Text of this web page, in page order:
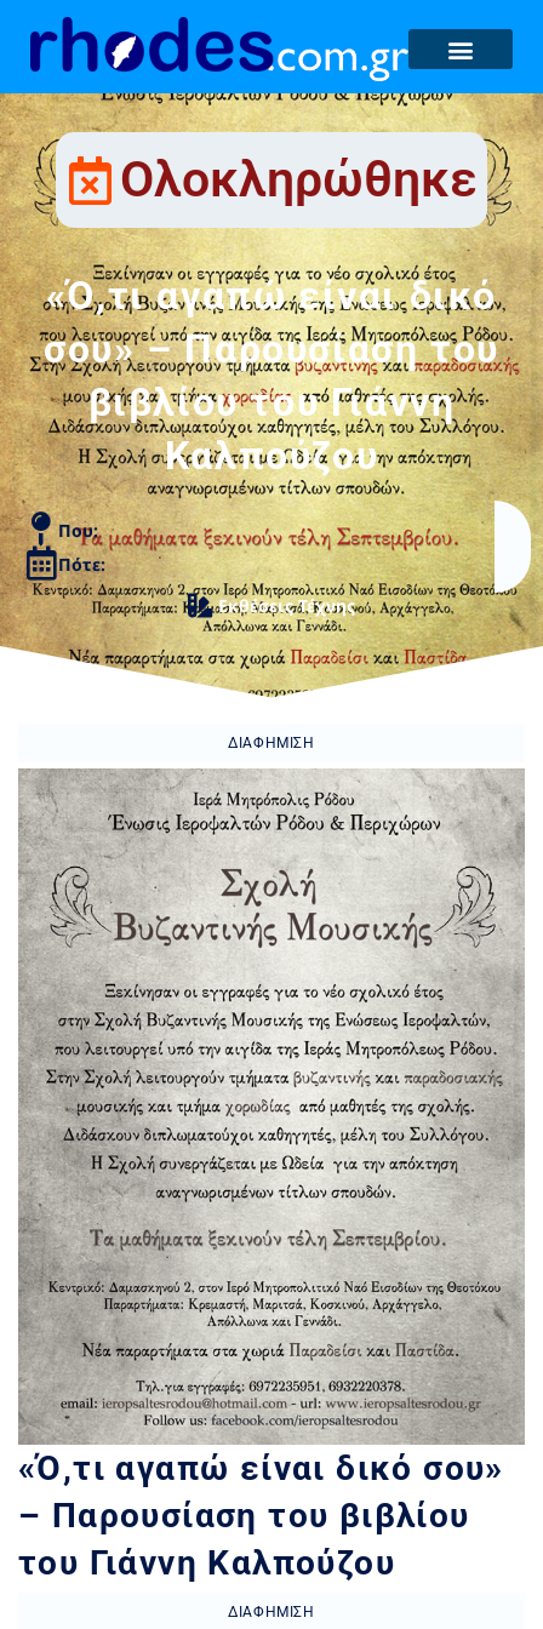
Ολοκληρώθηκε
«Ό,τι αγαπώ είναι δικό
σου» – Παρουσίαση του
βιβλίου του Γιάννη
Καλπούζου
Που:
Πότε:
Εκθέσεις Τέχνης
ΔΙΑΦΉΜΙΣΗ
«Ό,τι αγαπώ είναι δικό σου»
– Παρουσίαση του βιβλίου
του Γιάννη Καλπούζου
ΔΙΑΦΉΜΙΣΗ